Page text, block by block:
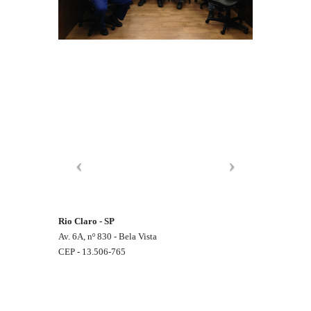
Rio Claro - SP
Av. 6A, nº 830 - Bela Vista
CEP - 13.506-765